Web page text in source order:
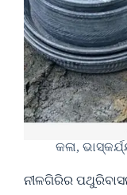
କଳା,
ନୀଳଗିରିର